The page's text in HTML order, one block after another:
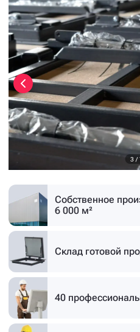
3 /
Собственное
6 000 м²
Склад готовой
40